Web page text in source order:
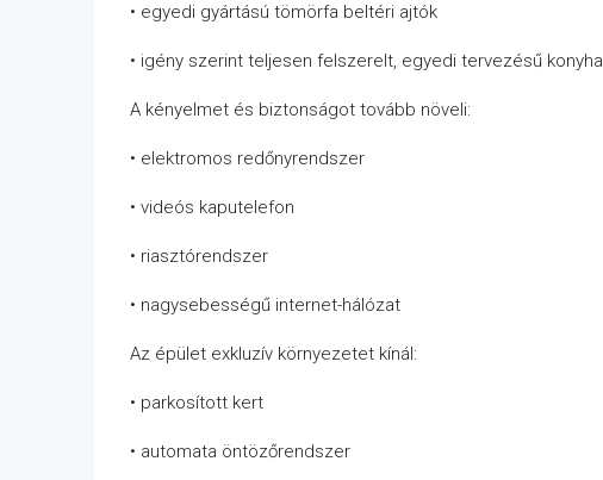
• egyedi gyártású tömörfa beltéri ajtók
• igény szerint teljesen felszerelt, egyedi tervezésű konyha
A kényelmet és biztonságot tovább növeli:
• elektromos redőnyrendszer
• videós kaputelefon
• riasztórendszer
• nagysebességű internet-hálózat
Az épület exkluzív környezetet kínál:
• parkosított kert
• automata öntözőrendszer